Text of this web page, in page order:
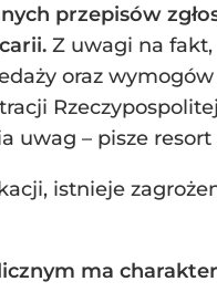
przepisów
Z uwagi na
oraz
uwag – pisze
istnieje
ma